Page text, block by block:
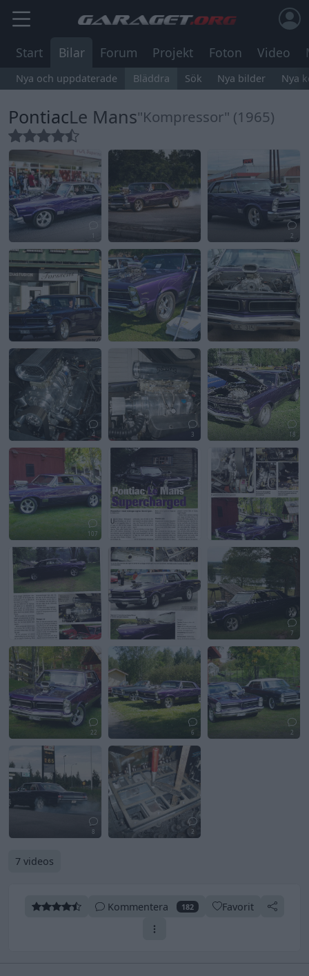
Start Bilar Forum Projekt Foton Video
Nya och uppdaterade Bläddra Sök Nya bilder Nya
PontiacLe Mans"Kompressor" (1965)
2
4 3 18
107
7
22 6 2
8 2
7 videos
Kommentera 182 Favorit